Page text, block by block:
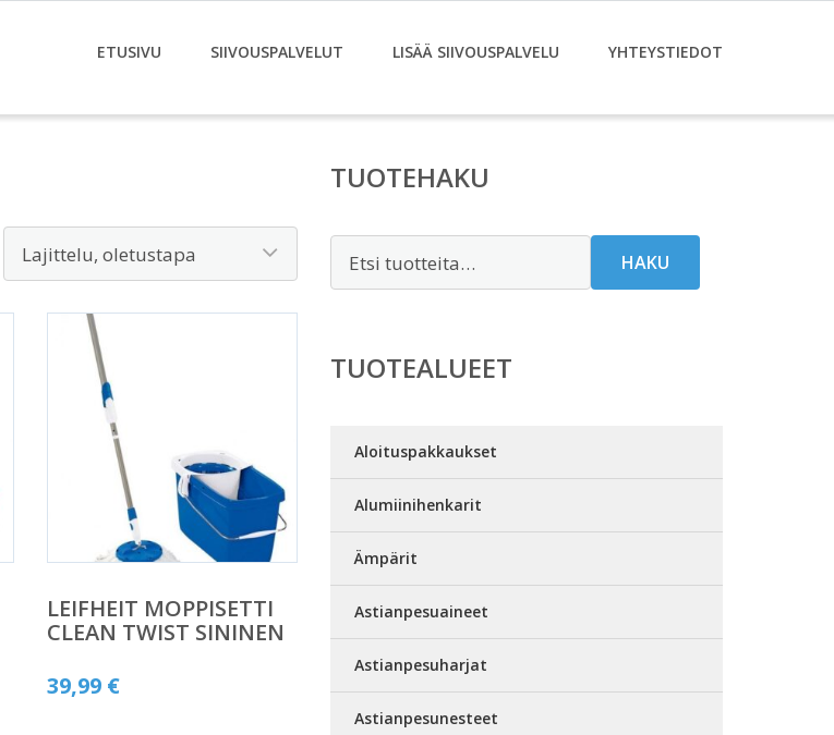
ETUSIVU SIIVOUSPALVELUT LISÄÄ SIIVOUSPALVELU YHTEYSTIEDOT
LEIFHEIT MOPPISETTI
CLEAN TWIST SININEN
39,99 €
TUOTEHAKU
HAKU
TUOTEALUEET
Aloituspakkaukset
Alumiinihenkarit
Ämpärit
Astianpesuaineet
Astianpesuharjat
Astianpesunesteet